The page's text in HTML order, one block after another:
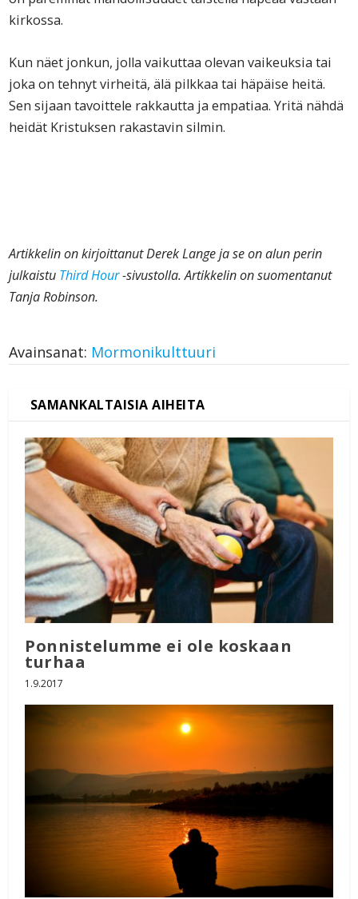
kirkossa.
Kun näet jonkun, jolla vaikuttaa olevan vaikeuksia tai
joka on tehnyt virheitä, älä pilkkaa tai häpäise heitä.
Sen sijaan tavoittele rakkautta ja empatiaa. Yritä nähdä
heidät Kristuksen rakastavin silmin.
Artikkelin on kirjoittanutDerek Lange ja se on alun perin
julkaistu Third Hour-sivustolla. Artikkelin on suomentanut
Tanja Robinson.
Avainsanat: Mormonikulttuuri
Ponnistelumme ei ole koskaan
turhaa
1.9.2017